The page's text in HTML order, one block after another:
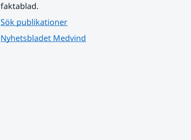
faktablad.
Sök publikationer
Nyhetsbladet Medvind